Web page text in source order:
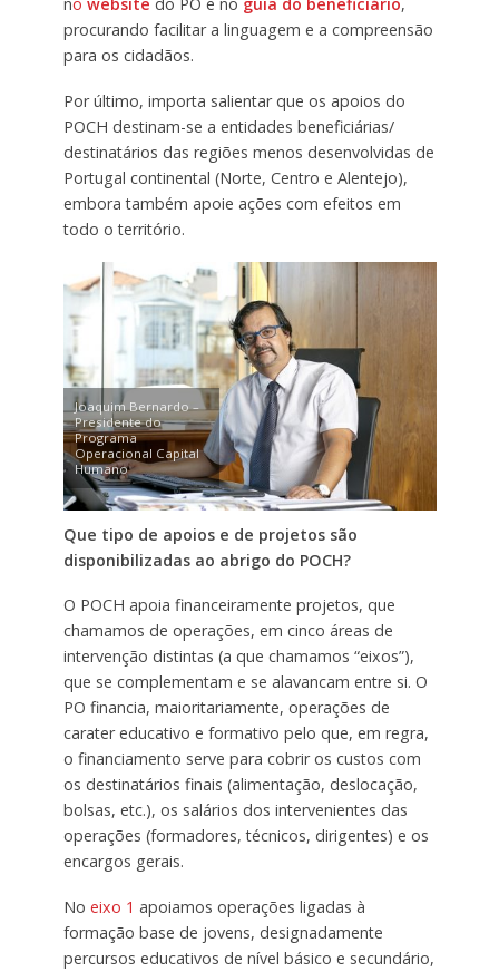
procurando facilitar a linguagem e a compreensão
para os cidadãos.
Por último, importa salientar que os apoios do
POCH destinam-se a entidades beneficiárias/
destinatários das regiões menos desenvolvidas de
Portugal continental (Norte, Centro e Alentejo),
embora também apoie ações com efeitos em
todo o território.
Joaquim Bernardo –
Presidente do
Programa
Operacional Capital
Humano
Que tipo de apoios e de projetos são
disponibilizadas ao abrigo do POCH?
O POCH apoia financeiramente projetos, que
chamamos de operações, em cinco áreas de
intervenção distintas (a que chamamos “eixos”),
que se complementam e se alavancam entre si. O
PO financia, maioritariamente, operações de
carater educativo e formativo pelo que, em regra,
o financiamento serve para cobrir os custos com
os destinatários finais (alimentação, deslocação,
bolsas, etc.), os salários dos intervenientes das
operações (formadores, técnicos, dirigentes) e os
encargos gerais.
No eixo 1 apoiamos operações ligadas à
formação base de jovens, designadamente
percursos educativos de nível básico e secundário,